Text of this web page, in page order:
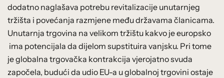
dodatno naglašava potrebu revitalizacije unutarnjeg
tržišta i povećanja razmjene među državama članicama.
Unutarnja trgovina na velikom tržištu kakvo je europsko
ima potencijala da dijelom supstituira vanjsku. Pri tome
je globalna trgovačka kontrakcija vjerojatno svuda
započela, budući da udio EU-a u globalnoj trgovini ostaje